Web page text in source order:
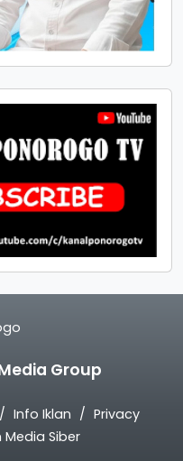
Group
Info Iklan
Privacy
Siber